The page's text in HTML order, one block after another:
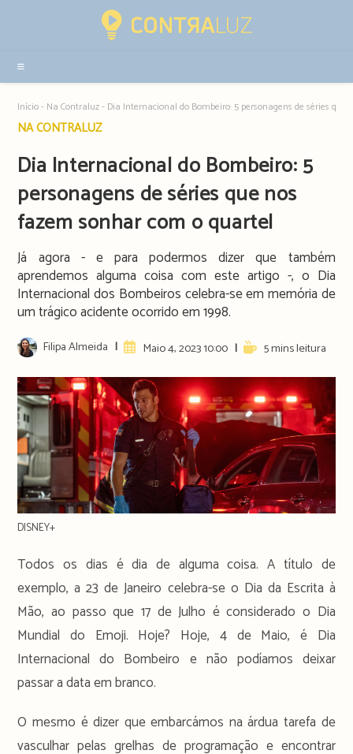
sidebar
Início- Na Contraluz- Dia Internacional do Bombeiro: 5 personagens de séries
Post
NA CONTRALUZ
Dia Internacional do Bombeiro: 5
personagens de séries que nos
fazem sonhar com o quartel
Já agora - e para podermos dizer que também
aprendemos alguma coisa com este artigo -, o Dia
Internacional dos Bombeiros celebra-se em memória de
um trágico acidente ocorrido em 1998.
Post
author:
Filipa Almeida
ArtigoMaio 4, 2023 10:00
Reading5 mins leitura
DISNEY+
Todos os dias é dia de alguma coisa. A título de
exemplo, a 23 de Janeiro celebra-se o Dia da Escrita à
Mão, ao passo que 17 de Julho é considerado o Dia
Mundial do Emoji. Hoje? Hoje, 4 de Maio, é Dia
Internacional do Bombeiro e não podíamos deixar
passar a data em branco.
O mesmo é dizer que embarcámos na árdua tarefa de
vasculhar pelas grelhas de programação e encontrar